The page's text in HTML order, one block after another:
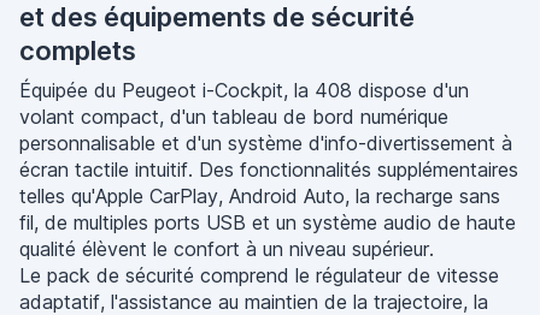
et des équipements de sécurité
complets
Équipée du Peugeot i-Cockpit, la 408 dispose d'un
volant compact, d'un tableau de bord numérique
personnalisable et d'un système d'info-divertissement à
écran tactile intuitif. Des fonctionnalités supplémentaires
telles qu'Apple CarPlay, Android Auto, la recharge sans
fil, de multiples ports USB et un système audio de haute
qualité élèvent le confort à un niveau supérieur.
Le pack de sécurité comprend le régulateur de vitesse
adaptatif, l'assistance au maintien de la trajectoire, la